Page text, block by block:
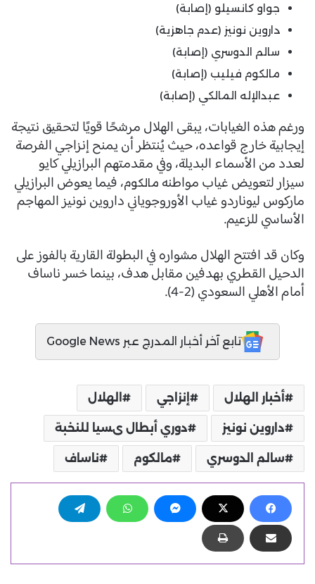
جواو كانسيلو (إصابة)
داروين نونيز (عدم جاهزية)
سالم الدوسري (إصابة)
مالكوم فيليب (إصابة)
عبدالإله المالكي (إصابة)
ورغم هذه الغيابات، يبقى الهلال مرشحًا قويًا لتحقيق نتيجة
إيجابية خارج قواعده، حيث يُنتظر أن يمنح إنزاجي الفرصة
لعدد من الأسماء البديلة، وفي مقدمتهم البرازيلي كايو
سيزار لتعويض غياب مواطنه مالكوم، فيما يعوض البرازيلي
ماركوس ليوناردو غياب الأوروجوياني داروين نونيز المهاجم
الأساسي للزعيم.
وكان قد افتتح الهلال مشواره في البطولة القارية بالفوز على
الدحيل القطري بهدفين مقابل هدف، بينما خسر ناساف
أمام الأهلي السعودي (2-4).
تابع آخر أخبار المدرج عبر Google News
أخبار الهلال إنزاجي الهلال
داروين نونيز دوري أبطال ىسيا للنخبة
سالم الدوسري مالكوم ناساف